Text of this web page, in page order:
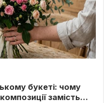
букеті: чому
замість